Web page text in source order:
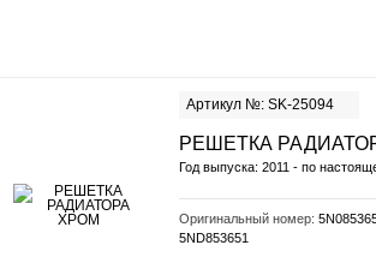
Артикул №: SK-25094
РЕШЕТКА
Год выпуска: 2011 - по
Оригинальный номер:
5ND853651